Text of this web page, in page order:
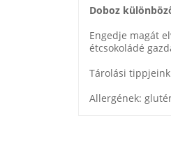
Doboz
Engedje magát
étcsokoládé
Tárolási
Allergének: